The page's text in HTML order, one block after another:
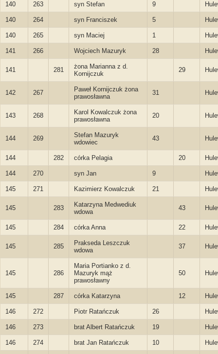
140 263 syn Stefan 9
140 264 syn Franciszek 5
140 265 syn Maciej 1
141 266 Wojciech Mazuryk 28
141 281
żona Marianna z d.
Kornijczuk
29
142 267
Paweł Kornijczuk żona
prawosławna
31
143 268
Karol Kowalczuk żona
prawosławna
20
144 269
Stefan Mazuryk
wdowiec
43
144 282 córka Pelagia 20
144 270 syn Jan 9
145 271 Kazimierz Kowalczuk 21
145 283
Katarzyna Medwediuk
wdowa
43
145 284 córka Anna 22
145 285
Prakseda Leszczuk
wdowa
37
145 286
Maria Portianko z d.
Mazuryk mąż
prawosławny
50
145 287 córka Katarzyna 12
146 272 Piotr Ratańczuk 26
146 273 brat Albert Ratańczuk 19
146 274 brat Jan Ratańczuk 10